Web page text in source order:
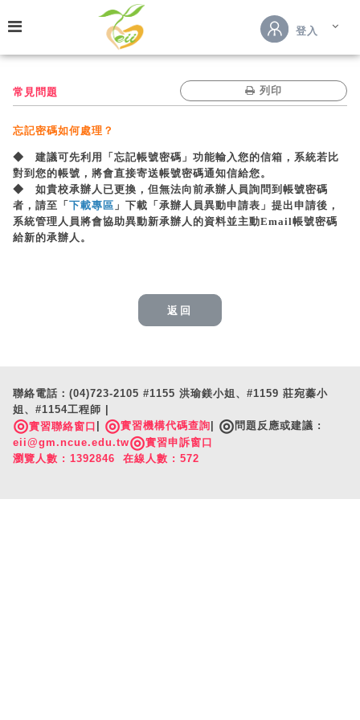
登入
常見問題 列印
忘記密碼如何處理？
◆ 建議可先利用「忘記帳號密碼」功能輸入您的信箱，系統若比
對到您的帳號，將會直接寄送帳號密碼通知信給您。
◆ 如貴校承辦人已更換，但無法向前承辦人員詢問到帳號密碼
者，請至「 下載專區 」下載「承辦人員異動申請表」提出申請後，
系統管理人員將會協助異動新承辦人的資料並主動Email帳號密碼
給新的承辦人。
返回
聯絡電話：(04)723-2105 #1155 洪瑜鎂小姐、#1159 莊宛蓁小
姐、#1154工程師 |
◎實習聯絡窗口 ◎實習機構代碼查詢 ◎ 問題反應或建議 :
eii@gm.ncue.edu.tw◎實習申訴窗口
瀏覽人數 : 1392846 在線人數 : 572